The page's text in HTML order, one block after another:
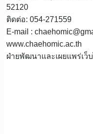
52120
ติดต่อ: 054-271559
E-mail :
www.chaehomic.ac.th
ฝ่ายพัฒนาและเผยแพร่เ